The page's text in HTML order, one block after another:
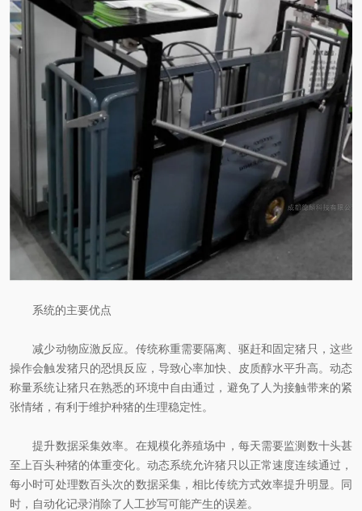
系统的主要优点
减少动物应激反应。传统称重需要隔离、驱赶和固定猪只，这些
操作会触发猪只的恐惧反应，导致心率加快、皮质醇水平升高。动态
称量系统让猪只在熟悉的环境中自由通过，避免了人为接触带来的紧
张情绪，有利于维护种猪的生理稳定性。
提升数据采集效率。在规模化养殖场中，每天需要监测数十头甚
至上百头种猪的体重变化。动态系统允许猪只以正常速度连续通过，
每小时可处理数百头次的数据采集，相比传统方式效率提升明显。同
时，自动化记录消除了人工抄写可能产生的误差。